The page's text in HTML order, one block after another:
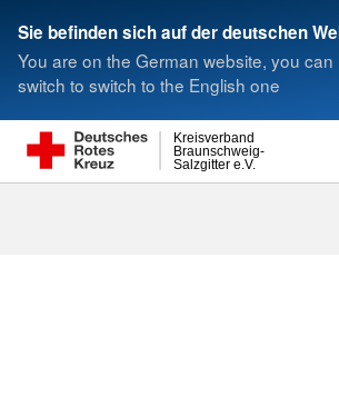
Sie befinden sich auf der deutschen
You are on the German website, you can
switch to switch to the English one
Salzgitter e.V.
Braunschweig-
Kreisverband